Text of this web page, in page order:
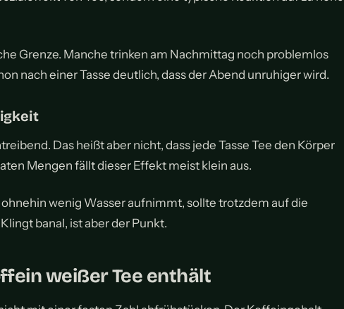
Grenze. Manche trinken am Nachmittag noch problemlos
nach einer Tasse deutlich, dass der Abend unruhiger wird.
Das heißt aber nicht, dass jede Tasse Tee den Körper
Mengen fällt dieser Effekt meist klein aus.
wenig Wasser aufnimmt, sollte trotzdem auf die
banal, ist aber der Punkt.
weißer Tee enthält